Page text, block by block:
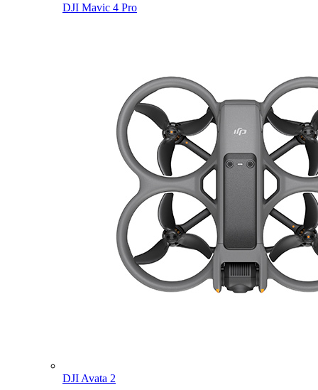
DJI Mavic 4 Pro
DJI Avata 2